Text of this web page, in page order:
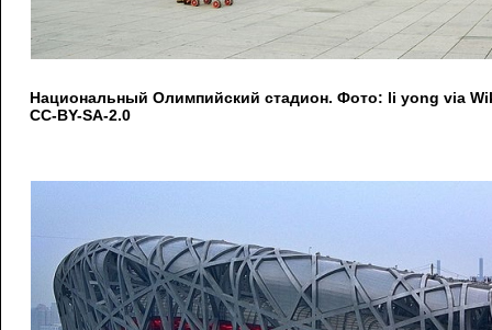
Национальный Олимпийский стадион. Фото: li yong via
CC-BY-SA-2.0